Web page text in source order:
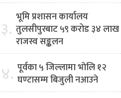
३. भूमि प्रशासन कार्यालय
तुलसीपुरबाट ५९ करोड ३४ लाख
राजस्व सङ्कलन
४. पूर्वका ५ जिल्लामा भाेलि १२
घण्टासम्म बिजुली नआउने